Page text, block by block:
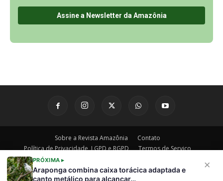
×
PRÓXIMA ▸
Araponga combina caixa torácica adaptada e
canto metálico para alcançar…
©